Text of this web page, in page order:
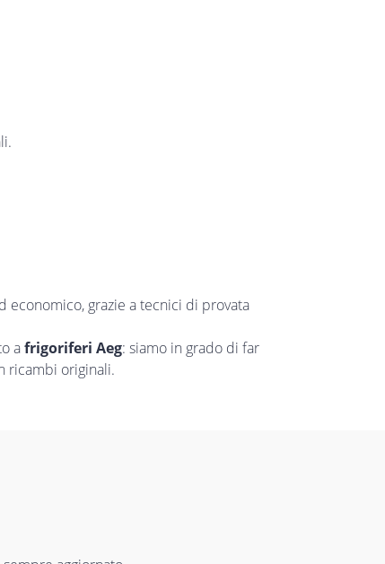
economico, grazie a tecnici di provata
afrigoriferi Aeg: siamo in grado di far
ricambi originali.